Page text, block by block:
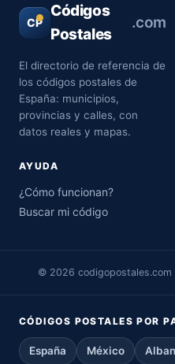
CP
Códigos
Postales
.com
El directorio de referencia de
los códigos postales de
España: municipios,
provincias y calles, con
datos reales y mapas.
AYUDA
¿Cómo funcionan?
Buscar mi código
© 2026 codigopostales.com
CÓDIGOS POSTALES POR
España México